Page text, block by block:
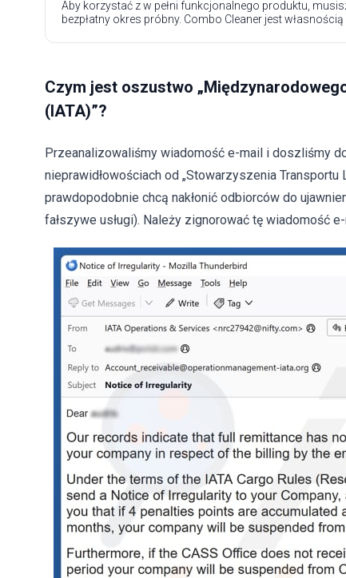
Aby korzystać z w pełni funkcjonalnego produktu,
bezpłatny okres próbny. Combo Cleaner jest
Czym jest oszustwo
(IATA)”?
Przeanalizowaliśmy wiadomość e-mail i doszliśmy
nieprawidłowościach od „Stowarzyszenia
prawdopodobnie chcą nakłonić odbiorców do
fałszywe usługi). Należy zignorować tę wiadomość